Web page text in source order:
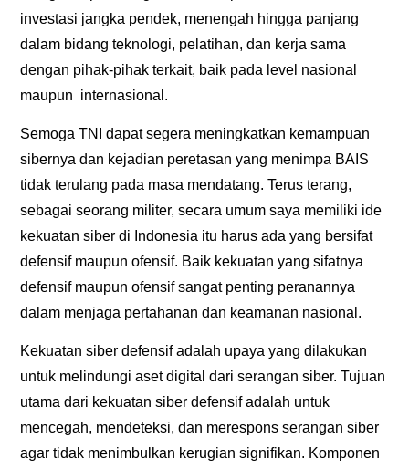
investasi jangka pendek, menengah hingga panjang
dalam bidang teknologi, pelatihan, dan kerja sama
dengan pihak-pihak terkait, baik pada level nasional
maupun internasional.
Semoga TNI dapat segera meningkatkan kemampuan
sibernya dan kejadian peretasan yang menimpa BAIS
tidak terulang pada masa mendatang. Terus terang,
sebagai seorang militer, secara umum saya memiliki ide
kekuatan siber di Indonesia itu harus ada yang bersifat
defensif maupun ofensif. Baik kekuatan yang sifatnya
defensif maupun ofensif sangat penting peranannya
dalam menjaga pertahanan dan keamanan nasional.
Kekuatan siber defensif adalah upaya yang dilakukan
untuk melindungi aset digital dari serangan siber. Tujuan
utama dari kekuatan siber defensif adalah untuk
mencegah, mendeteksi, dan merespons serangan siber
agar tidak menimbulkan kerugian signifikan. Komponen